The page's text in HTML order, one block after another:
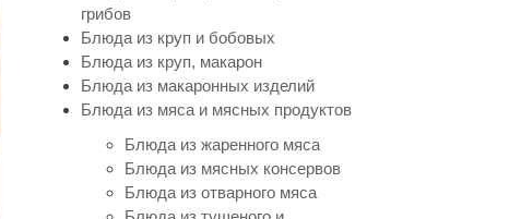
грибов
Блюда из круп и бобовых
Блюда из круп, макарон
Блюда из макаронных изделий
Блюда из мяса и мясных продуктов
Блюда из жаренного мяса
Блюда из мясных консервов
Блюда из отварного мяса